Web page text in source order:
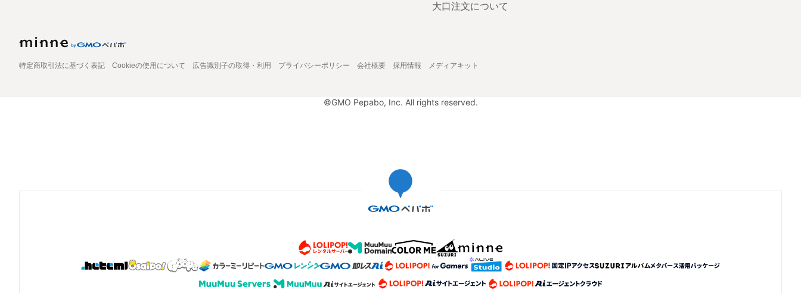
大口注文について
特定商取引法に基づく表記 Cookieの使用について 広告識別子の取得・利用 プライバシーポリシー 会社概要 採用情報 メディアキット
©GMO Pepabo, Inc. All rights reserved.